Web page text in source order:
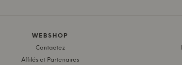
WEBSHOP
Contactez
Affilés et Partenaires